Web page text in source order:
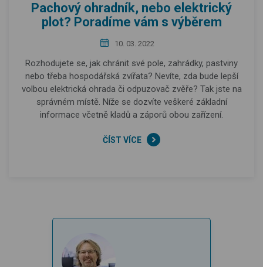
Pachový ohradník, nebo elektrický
plot? Poradíme vám s výběrem
10. 03. 2022
Rozhodujete se, jak chránit své pole, zahrádky, pastviny
nebo třeba hospodářská zvířata? Nevíte, zda bude lepší
volbou elektrická ohrada či odpuzovač zvěře? Tak jste na
správném místě. Níže se dozvíte veškeré základní
informace včetně kladů a záporů obou zařízení.
ČÍST VÍCE